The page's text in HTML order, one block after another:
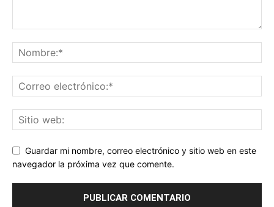
Guardar mi nombre, correo electrónico y sitio web en este
navegador la próxima vez que comente.